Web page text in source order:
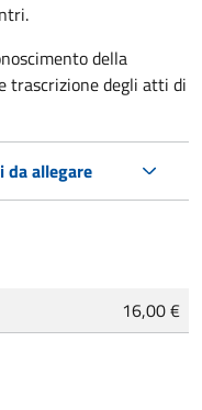
della
trascrizione degli atti di
da allegare
16,00 €